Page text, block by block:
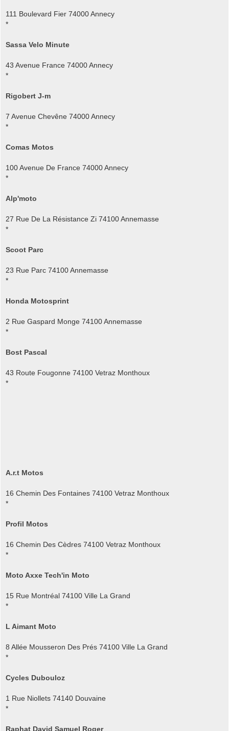
111 Boulevard Fier 74000 Annecy
*
Sassa Velo Minute
43 Avenue France 74000 Annecy
*
Rigobert J-m
7 Avenue Chevêne 74000 Annecy
*
Comas Motos
100 Avenue De France 74000 Annecy
*
Alp'moto
27 Rue De La Résistance Zi 74100 Annemasse
*
Scoot Parc
23 Rue Parc 74100 Annemasse
*
Honda Motosprint
2 Rue Gaspard Monge 74100 Annemasse
*
Bost Pascal
43 Route Fougonne 74100 Vetraz Monthoux
*
A.r.t Motos
16 Chemin Des Fontaines 74100 Vetraz Monthoux
*
Profil Motos
16 Chemin Des Cèdres 74100 Vetraz Monthoux
*
Moto Axxe Tech'in Moto
15 Rue Montréal 74100 Ville La Grand
*
L Aimant Moto
8 Allée Mousseron Des Prés 74100 Ville La Grand
*
Cycles Dubouloz
1 Rue Niollets 74140 Douvaine
*
Raphat David Samuel Roger